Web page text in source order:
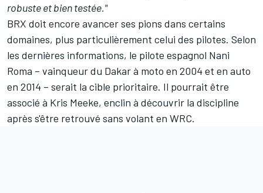
robuste et bien testée."
BRX doit encore avancer ses pions dans certains
domaines, plus particulièrement celui des pilotes. Selon
les dernières informations, le pilote espagnol Nani
Roma – vainqueur du Dakar à moto en 2004 et en auto
en 2014 – serait la cible prioritaire. Il pourrait être
associé à Kris Meeke, enclin à découvrir la discipline
après s'être retrouvé sans volant en WRC.